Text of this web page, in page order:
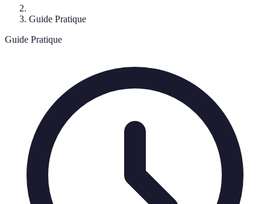
Guide Pratique
Guide Pratique